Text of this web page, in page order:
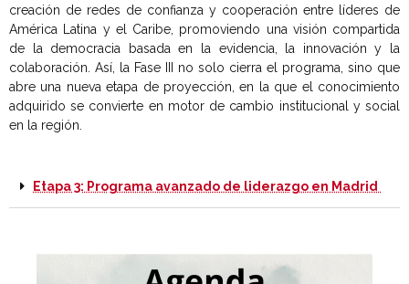
creación de redes de confianza y cooperación entre líderes de
América Latina y el Caribe, promoviendo una visión compartida
de la democracia basada en la evidencia, la innovación y la
colaboración. Así, la Fase III no solo cierra el programa, sino que
abre una nueva etapa de proyección, en la que el conocimiento
adquirido se convierte en motor de cambio institucional y social
en la región.
Etapa 3: Programa avanzado de liderazgo en Madrid